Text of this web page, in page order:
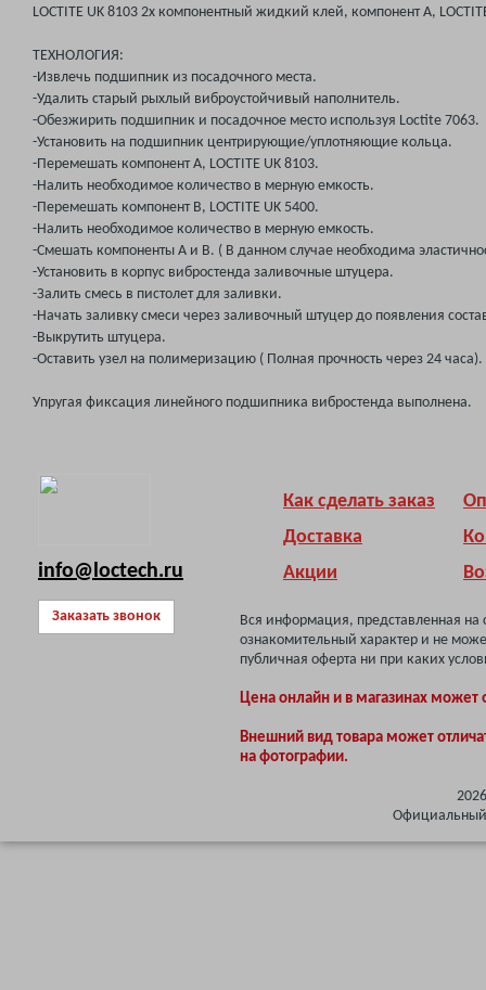
LOCTITE UK 8103 2х компонентный жидкий клей, компонент А,
ТЕХНОЛОГИЯ:
-Извлечь подшипник из посадочного места.
-Удалить старый рыхлый виброустойчивый наполнитель.
-Обезжирить подшипник и посадочное место используя Loctite 7063.
-Установить на подшипник центрирующие/уплотняющие кольца.
-Перемешать компонент А, LOCTITE UK 8103.
-Налить необходимое количество в мерную емкость.
-Перемешать компонент В, LOCTITE UK 5400.
-Налить необходимое количество в мерную емкость.
-Смешать компоненты А и В. ( В данном случае необходима
-Установить в корпус вибростенда заливочные штуцера.
-Залить смесь в пистолет для заливки.
-Начать заливку смеси через заливочный штуцер до появления
-Выкрутить штуцера.
-Оставить узел на полимеризацию ( Полная прочность через 24 часа).
Упругая фиксация линейного подшипника вибростенда выполнена.
info@loctech.ru
Заказать звонок
Как сделать заказ
Доставка
Акции
Вся информация, представленная на
ознакомительный характер и не
публичная оферта ни при каких
Цена онлайн и в магазинах может
Внешний вид товара может
на фотографии.
Официальный